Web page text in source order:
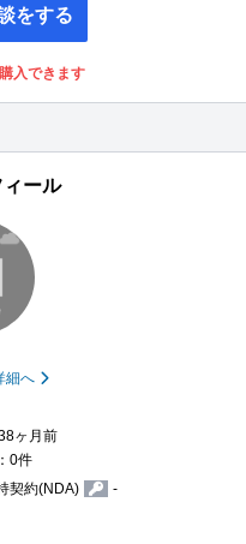
をする
入できます
ール
細へ
ヶ月前
0件
契約(NDA) -